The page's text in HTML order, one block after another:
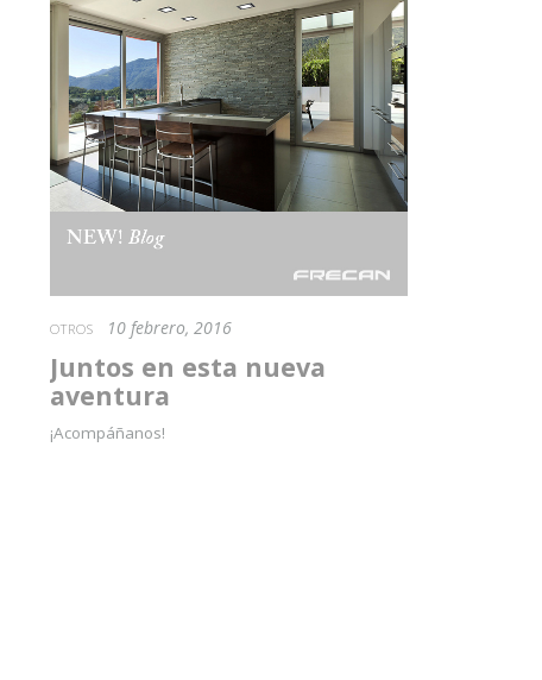
OTROS 10 febrero, 2016
Juntos en esta nueva
aventura
¡Acompáñanos!